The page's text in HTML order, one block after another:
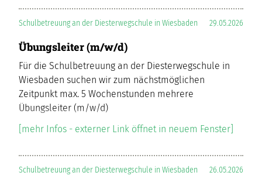
29.05.2026
Schulbetreuung an der Diesterwegschule in Wiesbaden
Übungsleiter (m/w/d)
Für die Schulbetreuung an der Diesterwegschule in
Wiesbaden suchen wir zum nächstmöglichen
Zeitpunkt max. 5 Wochenstunden mehrere
Übungsleiter (m/w/d)
[mehr Infos - externer Link öffnet in neuem Fenster]
26.05.2026
Schulbetreuung an der Diesterwegschule in Wiesbaden